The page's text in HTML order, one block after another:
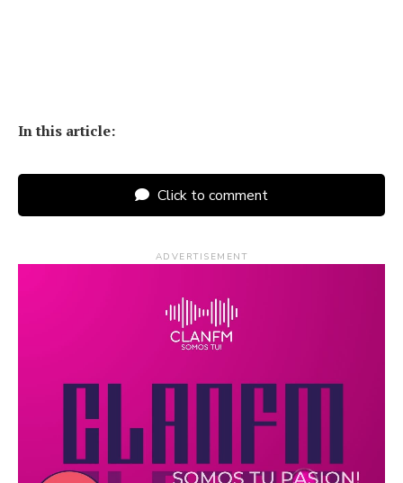
In this article:
Click to comment
ADVERTISEMENT